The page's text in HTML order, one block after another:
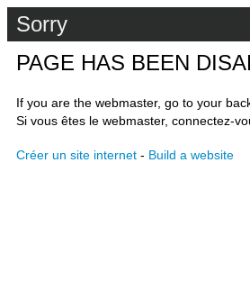
Sorry
PAGE HAS BEEN
If you are the webmaster, go to your
Si vous êtes le webmaster, connectez-
Créer un site internet - Build a website